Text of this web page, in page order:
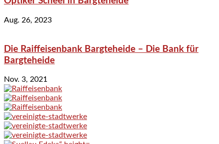
Aug. 26, 2023
Die Raiffeisenbank Bargteheide – Die Bank für
Bargteheide
Nov. 3, 2021